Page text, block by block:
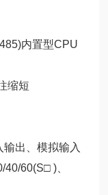
内置型CPU
缩短
输出、模拟输入
60(S□ )、